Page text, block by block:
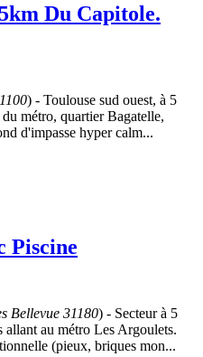
Du Capitole.
) - Toulouse sud ouest, à 5
métro, quartier Bagatelle,
d'impasse hyper calm...
Piscine
Bellevue 31180) - Secteur à 5
au métro Les Argoulets.
(pieux, briques mon...